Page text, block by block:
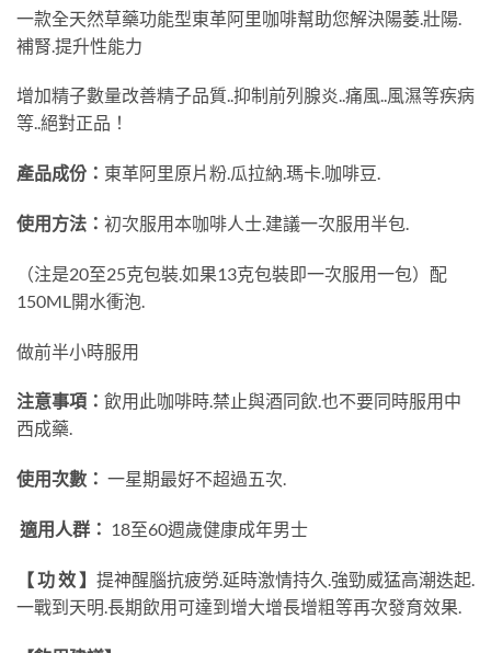
一款全天然草藥功能型東革阿里咖啡幫助您解決陽萎.壯陽.
補腎.提升性能力
增加精子數量改善精子品質..抑制前列腺炎..痛風..風濕等疾病
等..絕對正品！
產品成份： 東革阿里原片粉.瓜拉納.瑪卡.咖啡豆.
使用方法： 初次服用本咖啡人士.建議一次服用半包.
（注是20至25克包裝.如果13克包裝即一次服用一包）配
150ML開水衝泡.
做前半小時服用
注意事項： 飲用此咖啡時.禁止與酒同飲.也不要同時服用中
西成藥.
使用次數： 一星期最好不超過五次.
適用人群： 18至60週歲健康成年男士
【 功 效 】 提神醒腦抗疲勞.延時激情持久.強勁威猛高潮迭起.
一戰到天明.長期飲用可達到增大增長增粗等再次發育效果.